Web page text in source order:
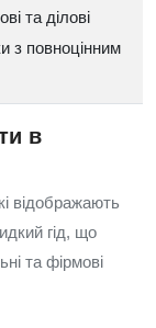
та ділові
з повноцінним
в
відображають
гід, що
та фірмові